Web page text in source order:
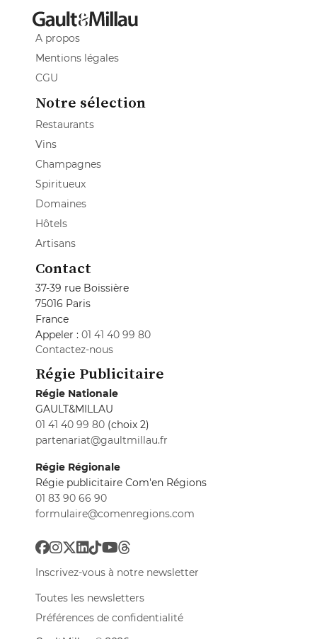
A propos
Mentions légales
CGU
Notre sélection
Restaurants
Vins
Champagnes
Spiritueux
Domaines
Hôtels
Artisans
Contact
37-39 rue Boissière
75016 Paris
France
Appeler : 01 41 40 99 80
Contactez-nous
Régie Publicitaire
Régie Nationale
GAULT&MILLAU
01 41 40 99 80 (choix 2)
partenariat@gaultmillau.fr
Régie Régionale
Régie publicitaire Com'en Régions
01 83 90 66 90
formulaire@comenregions.com
Inscrivez-vous à notre newsletter
Toutes les newsletters
Préférences de confidentialité